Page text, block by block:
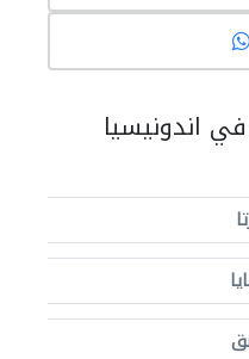
اندونيسيا